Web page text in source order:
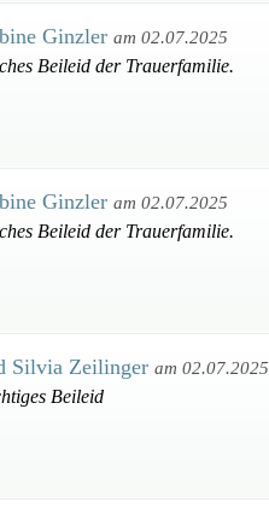
Ginzler am 02.07.2025
Beileid der Trauerfamilie.
Ginzler am 02.07.2025
Beileid der Trauerfamilie.
Silvia Zeilinger am 02.07.2025
Beileid